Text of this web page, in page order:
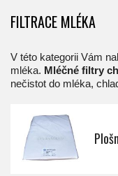
FILTRACE MLÉKA
V této kategorii Vám
mléka. Mléčné filtry
nečistot do mléka,